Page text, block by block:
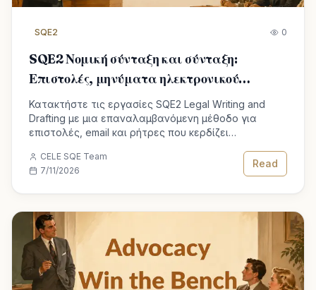
SQE2 0
SQE2 Νομική σύνταξη και σύνταξη:
Επιστολές, μηνύματα ηλεκτρονικού
ταχυδρομείου και ρήτρες
Κατακτήστε τις εργασίες SQE2 Legal Writing and
Drafting με μια επαναλαμβανόμενη μέθοδο για
επιστολές, email και ρήτρες που κερδίζει
δίκαιο.
CELE SQE Team
7/11/2026
Read